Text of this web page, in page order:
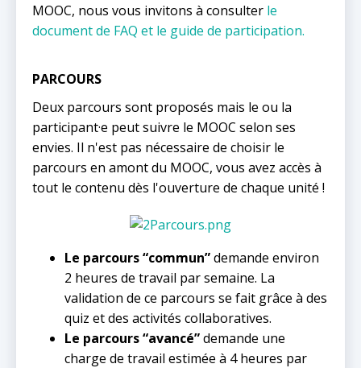
MOOC, nous vous invitons à consulter le
document de FAQ et le guide de participation.
PARCOURS
Deux parcours sont proposés mais le ou la
participant·e peut suivre le MOOC selon ses
envies. Il n'est pas nécessaire de choisir le
parcours en amont du MOOC, vous avez accès à
tout le contenu dès l'ouverture de chaque unité !
Le parcours “commun”demande environ
2 heures de travail par semaine. La
validation de ce parcours se fait grâce à des
quiz et des activités collaboratives.
Le parcours “avancé”demande une
charge de travail estimée à 4 heures par